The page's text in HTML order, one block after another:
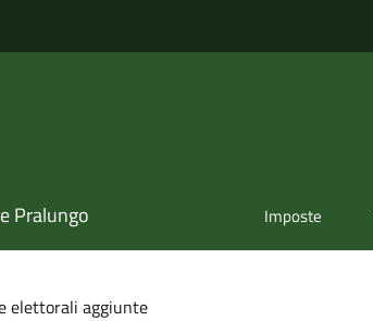
Pralungo Imposte
elettorali aggiunte